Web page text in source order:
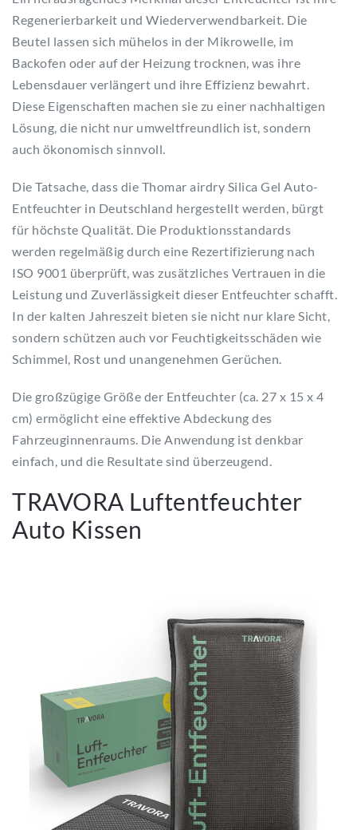
Regenerierbarkeit und Wiederverwendbarkeit. Die
Beutel lassen sich mühelos in der Mikrowelle, im
Backofen oder auf der Heizung trocknen, was ihre
Lebensdauer verlängert und ihre Effizienz bewahrt.
Diese Eigenschaften machen sie zu einer nachhaltigen
Lösung, die nicht nur umweltfreundlich ist, sondern
auch ökonomisch sinnvoll.
Die Tatsache, dass die Thomar airdry Silica Gel Auto-
Entfeuchter in Deutschland hergestellt werden, bürgt
für höchste Qualität. Die Produktionsstandards
werden regelmäßig durch eine Rezertifizierung nach
ISO 9001 überprüft, was zusätzliches Vertrauen in die
Leistung und Zuverlässigkeit dieser Entfeuchter schafft.
In der kalten Jahreszeit bieten sie nicht nur klare Sicht,
sondern schützen auch vor Feuchtigkeitsschäden wie
Schimmel, Rost und unangenehmen Gerüchen.
Die großzügige Größe der Entfeuchter (ca. 27 x 15 x 4
cm) ermöglicht eine effektive Abdeckung des
Fahrzeuginnenraums. Die Anwendung ist denkbar
einfach, und die Resultate sind überzeugend.
TRAVORA Luftentfeuchter
Auto Kissen